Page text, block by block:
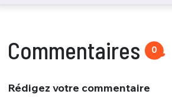
Commentaires 0
Rédigez votre commentaire